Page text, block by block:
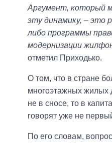
Аргумент, который
эту динамику, – это
либо программы
модернизации
отметил Приходько.
О том, что в стране
многоэтажных жилых
не в сносе, то в
говорят уже не
По его словам,